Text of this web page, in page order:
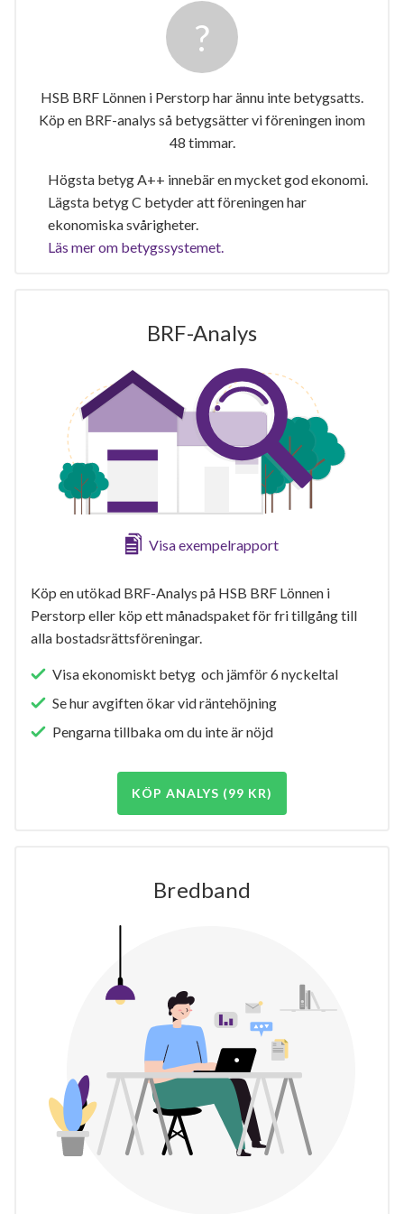
HSB BRF Lönnen i Perstorp har ännu inte betygsatts.
Köp en BRF-analys så betygsätter vi föreningen inom
48 timmar.
Högsta betyg A++ innebär en mycket god ekonomi.
Lägsta betyg C betyder att föreningen har
ekonomiska svårigheter.
Läs mer om betygssystemet.
BRF-Analys
Visa exempelrapport
Köp en utökad BRF-Analys på HSB BRF Lönnen i
Perstorp eller köp ett månadspaket för fri tillgång till
alla bostadsrättsföreningar.
Visa ekonomiskt betyg och jämför 6 nyckeltal
Se hur avgiften ökar vid räntehöjning
Pengarna tillbaka om du inte är nöjd
KÖP ANALYS (99 KR)
Bredband